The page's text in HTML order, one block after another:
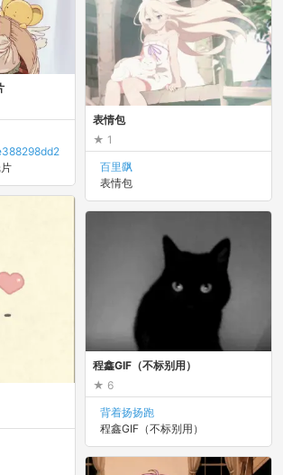
程鑫GIF（不标别用）
6
背着扬扬跑
程鑫GIF（不标别用）
表情包
1
百里飖
表情包